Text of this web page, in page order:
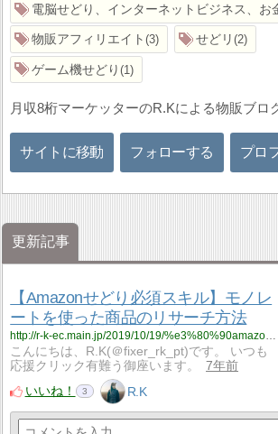
電脳せどり、インターネットビジネス、お
物販アフィリエイト 3 せどリ 2
ゲーム機せどり 1
月収8桁マーケッターのR.Kによる物販ブロ
サイトに移動 フォローする プロ
更新記事
【Amazonせどり必須スキル】モノレ
ートを使った商品のリサーチ方法
http://r-k-ec.main.jp/2019/10/19/%e3%80%90amazon%e3%81%9b%e3%81%a9%e3%82%8a%e5%bf%85%e9%a0%88%e3%82%b9%e3%82%ad%e3%83%ab%e3%80%91%e3%83%a2%e3%83%8e%e3%83%ac%e3%83%bc%e3%83%88%e3%82%92%e4%bd%bf%e3%81%a3%e3%81%9f%e5%95%86%e5%93%81/
こんにちは、R.K(＠fixer_rk_pt)です。 いつも
応援クリック有難う御座います。
7年前
いいね！
3 R.K